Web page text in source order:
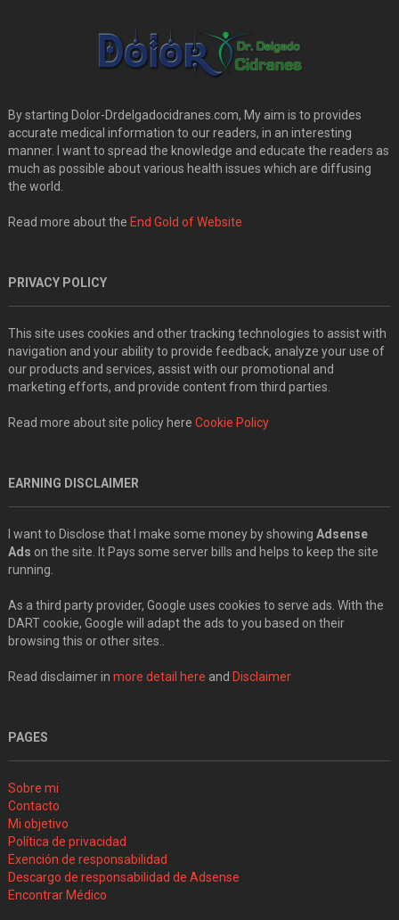
By starting Dolor-Drdelgadocidranes.com, My aim is to provides
accurate medical information to our readers, in an interesting
manner. I want to spread the knowledge and educate the readers as
much as possible about various health issues which are diffusing
the world.
Read more about the End Gold of Website
PRIVACY POLICY
This site uses cookies and other tracking technologies to assist with
navigation and your ability to provide feedback, analyze your use of
our products and services, assist with our promotional and
marketing efforts, and provide content from third parties.
Read more about site policy here Cookie Policy
EARNING DISCLAIMER
I want to Disclose that I make some money by showing Adsense
Ads on the site. It Pays some server bills and helps to keep the site
running.
As a third party provider, Google uses cookies to serve ads. With the
DART cookie, Google will adapt the ads to you based on their
browsing this or other sites..
Read disclaimer in more detail here and Disclaimer
PAGES
Sobre mi
Contacto
Mi objetivo
Política de privacidad
Exención de responsabilidad
Descargo de responsabilidad de Adsense
Encontrar Médico